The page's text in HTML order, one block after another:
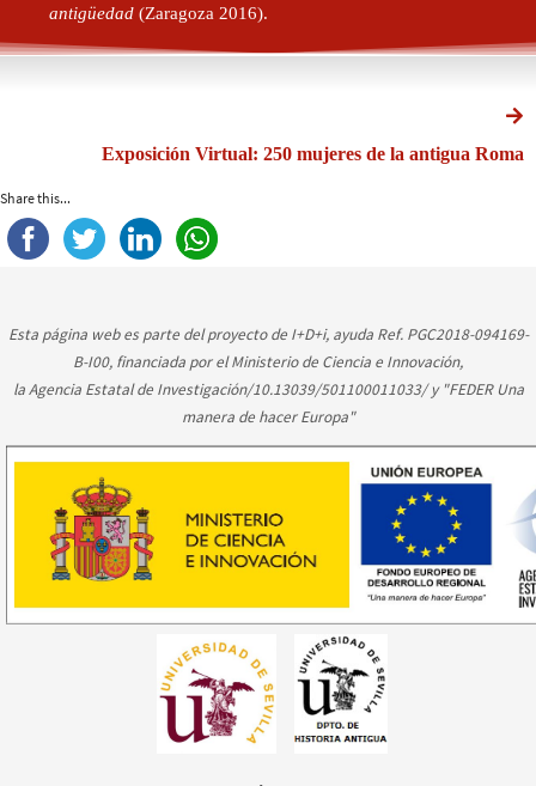
antigüedad(Zaragoza 2016).
Exposición Virtual: 250 mujeres de la antigua Roma
Share this...
Esta página web es parte del proyecto de I+D+i, ayuda Ref. PGC2018-094169-
B-I00, financiada por el Ministerio de Ciencia e Innovación,
la Agencia Estatal de Investigación/10.13039/501100011033/ y "FEDER Una
manera de hacer Europa"